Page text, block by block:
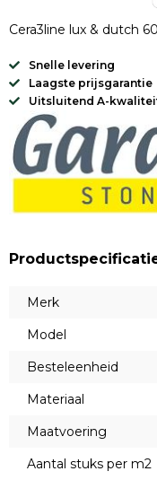
Cera3line lux & dutch
Snelle levering
Laagste prijsgarantie
Uitsluitend A-
Merk
Model
Besteleenheid
Materiaal
Maatvoering
Aantal stuks per m2